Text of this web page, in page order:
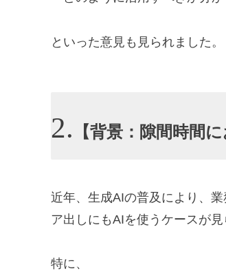
といった意見も見られました。
【背景：隙間時間
近年、生成AIの普及により、
ア出しにもAIを使うケースが見
特に、